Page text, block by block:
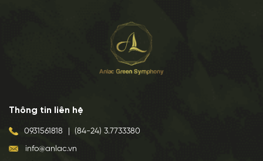
Thông tin liên hệ
0931561818 (84-24) 3.7733380
info@anlac.vn